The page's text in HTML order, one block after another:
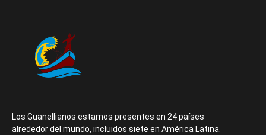
Los Guanellianos estamos presentes en 24 países
alrededor del mundo, incluidos siete en América Latina.